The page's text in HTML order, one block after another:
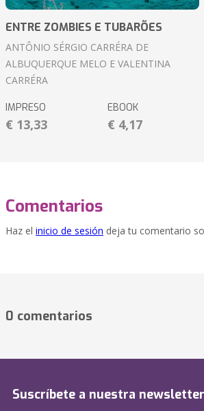
ENTRE ZOMBIES E TUBARÕES
ANTÔNIO SÉRGIO CARRÉRA DE
ALBUQUERQUE MELO E VALENTINA
CARRÉRA
IMPRESO
€ 13,33
EBOOK
€ 4,17
Comentarios
Haz el inicio de sesión deja tu comentario
0 comentarios
Suscríbete a nuestra newsletter